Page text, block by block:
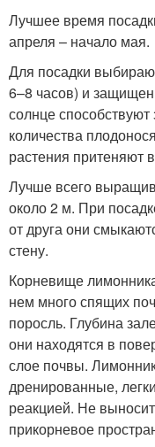
Лучшее время
апреля – начало мая.
Для посадки
6–8 часов) и
солнце способствуют
количества
растения притеняют
Лучше всего
около 2 м. При
от друга они
стену.
Корневище
нем много спящих
поросль. Глубина
они находятся в
слое почвы.
дренированные,
реакцией. Не
прикорневое